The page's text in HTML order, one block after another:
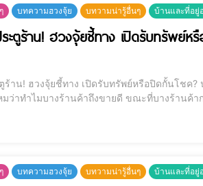
บทความฮวงจุ้ย บทวามน่ารู้อื่นๆ บ้านและที่อยู่
ะตูร้าน! ฮวงจุ้ยชี้ทาง เปิดรับทรัพย์หรื
ปิดรับทรัพย์หรือปิดกั้นโชค? ประตูร้านค้านำโชค, ตำแหน่งประตูร้านค้า, ประตูบ้านที่ดีตามฮวงจุ้ย
มว่าทำไมบางร้านค้าถึงขายดี ขณะที่บางร้านค้
บทความฮวงจุ้ย บทวามน่ารู้อื่นๆ บ้านและที่อยู่